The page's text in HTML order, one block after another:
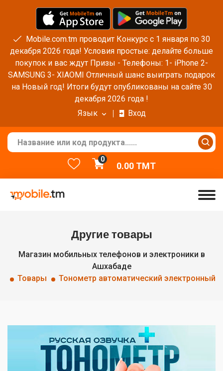
Mobile.com.tm проводит Конкурс с 1 января по 30
декабря 2026 года! Условия простые: делайте больше
покупок и вас ждут Призы - Телефоны: 1- iPhone 2-
SAMSUNG 3- XIAOMI Отличный шанс выиграть подарок
на Новый год! Итоги будут опубликованы на сайте 30
декабря 2026 года !
Язык
Вход
0
0.00TMT
Другие товары
Магазин мобильных телефонов и электроники в
Ашхабаде
Товары
Тонометр автоматический электронный